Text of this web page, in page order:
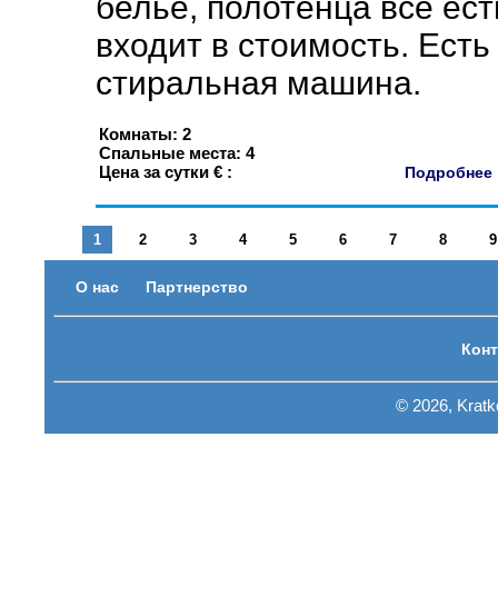
входит в стоимость. Есть
стиральная машина.
Комнаты: 2
Спальные места: 4
Цена за сутки € :
1 2 3 4 5 6 7 8 9
О нас Партнерство
© 2026,